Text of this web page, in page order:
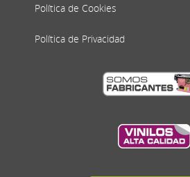
Política de Cookies
Política de Privacidad